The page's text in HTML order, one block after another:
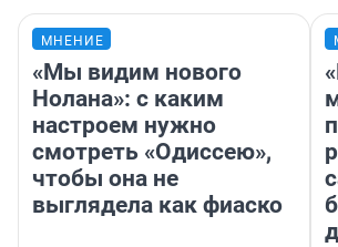
МНЕНИЕ
«Мы видим нового
Нолана»: с каким
настроем нужно
смотреть «Одиссею»,
чтобы она не
выглядела как фиаско